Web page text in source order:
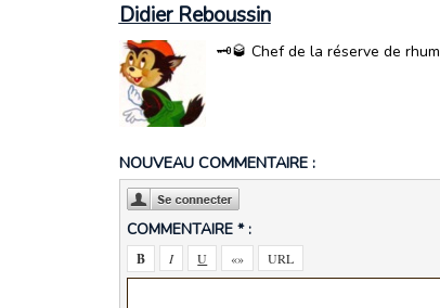
Didier Reboussin
🗝️🥃 Chef de la réserve de rhum
NOUVEAU COMMENTAIRE :
COMMENTAIRE * :